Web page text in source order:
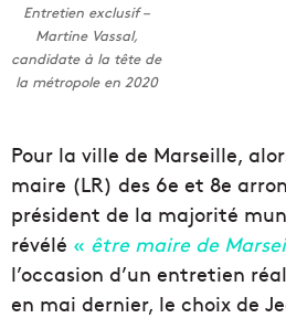
Entretien exclusif –
Martine Vassal,
candidate à la tête de
la métropole en 2020
Pour la ville de Marseille,
maire (LR) des 6e et 8e
président de la majorité
révélé « être maire de
l’occasion d’un entretien
en mai dernier, le choix de